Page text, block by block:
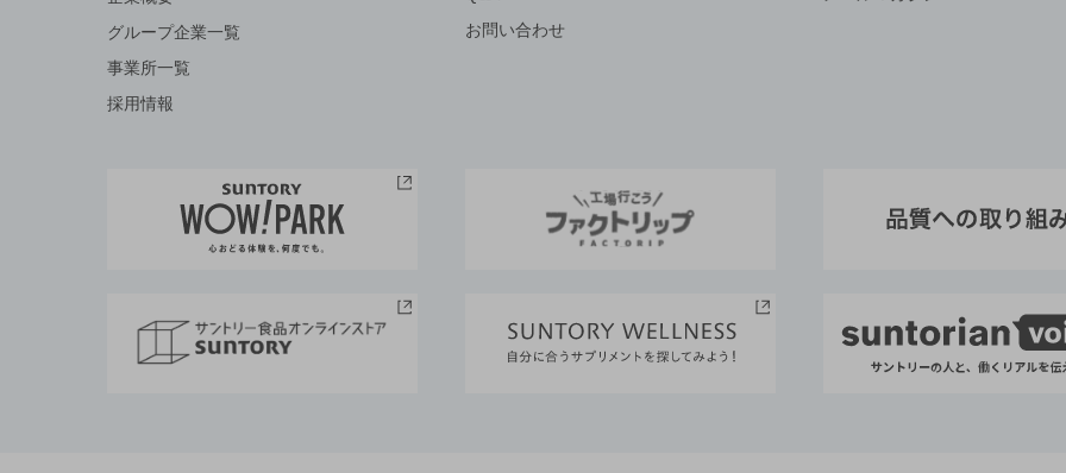
グループ企業一覧
事業所一覧
採用情報
お問い合わせ